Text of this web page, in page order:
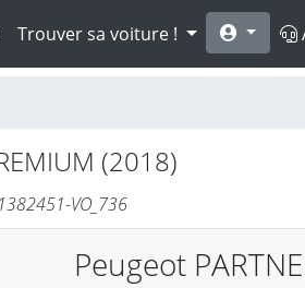
Trouver sa voiture !
(2018)
VO_736
Peugeot